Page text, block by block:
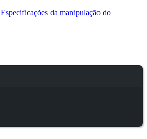
Especificações da manipulação do